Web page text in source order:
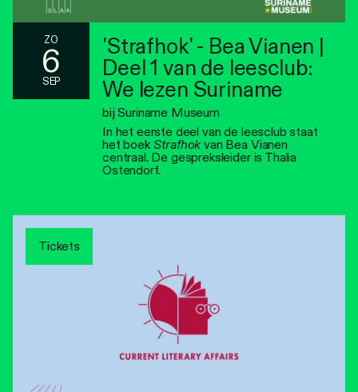
ZO
6
SEP
'Strafhok' - Bea Vianen |
Deel 1 van de leesclub:
We lezen Suriname
bij Suriname Museum
In het eerste deel van de leesclub staat
het boek Strafhokvan Bea Vianen
centraal. De gespreksleider is Thalia
Ostendorf.
Tickets